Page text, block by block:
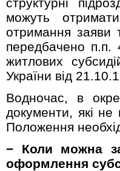
можуть
отримання заяви
передбачено п.п.
житлових
України від
Водночас, в
документи, які не
Положення
− Коли можна
оформлення